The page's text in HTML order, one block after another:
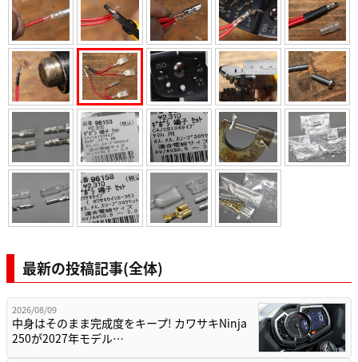
最新の投稿記事(全体)
2026/08/09
中身はそのまま完成度をキープ! カワサキNinja
250が2027年モデル…